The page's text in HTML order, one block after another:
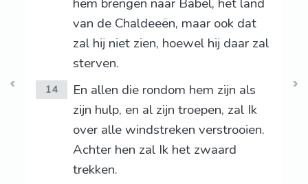
hem brengen naar Babel, het land
van de Chaldeeën, maar ook dat
zal hij niet zien, hoewel hij daar zal
sterven.
14
En allen die rondom hem zijn als
zijn hulp, en al zijn troepen, zal Ik
over alle windstreken verstrooien.
Achter hen zal Ik het zwaard
trekken.